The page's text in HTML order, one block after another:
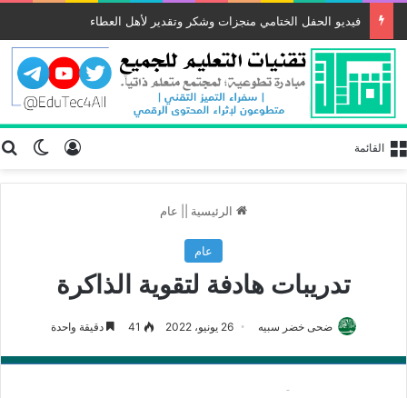
فيديو الحفل الختامي منجزات وشكر وتقدير لأهل العطاء
تسجيل القائمة
الرئيسية عام
عام
تدريبات هادفة لتقوية الذاكرة
ضحى خضر سبيه 26 يونيو، 2022 41 دقيقة واحدة